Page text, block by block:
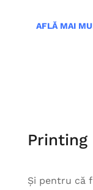
AFLĂ MAI
Printing
Și pentru că